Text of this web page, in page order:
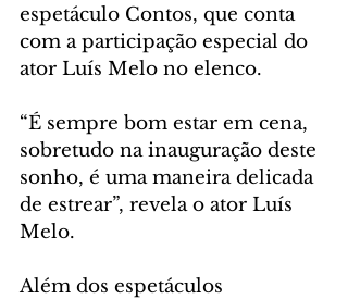
espetáculo Contos, que conta
com a participação especial do
ator Luís Melo no elenco.
“É sempre bom estar em cena,
sobretudo na inauguração deste
sonho, é uma maneira delicada
de estrear”, revela o ator Luís
Melo.
Além dos espetáculos